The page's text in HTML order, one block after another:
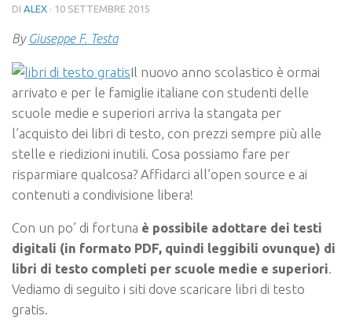
DI ALEX · 10 SETTEMBRE 2015
By Giuseppe F. Testa
Il nuovo anno scolastico è ormai
arrivato e per le famiglie italiane con studenti delle
scuole medie e superiori arriva la stangata per
l’acquisto dei libri di testo, con prezzi sempre più alle
stelle e riedizioni inutili. Cosa possiamo fare per
risparmiare qualcosa? Affidarci all’open source e ai
contenuti a condivisione libera!
Con un po’ di fortuna è possibile adottare dei testi
digitali (in formato PDF, quindi leggibili ovunque) di
libri di testo completi per scuole medie e superiori.
Vediamo di seguito i siti dove scaricare libri di testo
gratis.